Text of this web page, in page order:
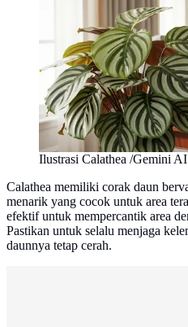
Ilustrasi Calathea /Gemini AI
Calathea memiliki corak daun
menarik yang cocok untuk area
efektif untuk mempercantik area
Pastikan untuk selalu menjaga
daunnya tetap cerah.